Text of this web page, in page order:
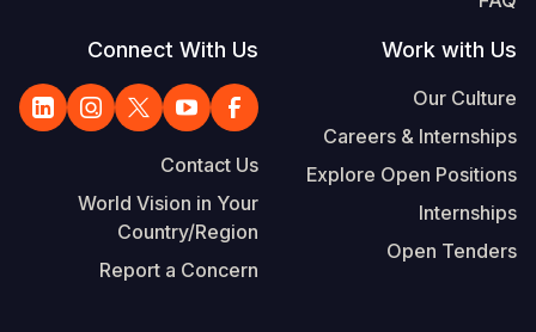
Work with Us
Our Culture
Careers & Internships
Explore Open Positions
Internships
Open Tenders
Connect With Us
Contact Us
World Vision in Your
Country/Region
Report a Concern